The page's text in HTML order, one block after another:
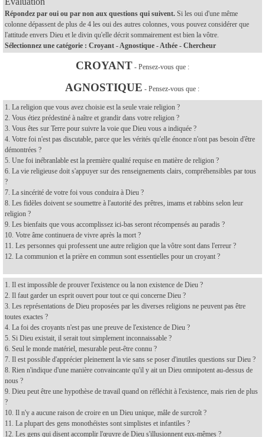
Répondez par oui ou par non aux questions qui suivent. Si les oui d'une même
colonne dépassent de plus de 4 les oui des autres colonnes, vous pouvez considérer que
l'attitude envers Dieu et le divin qu'elle décrit sommairement est bien la vôtre.
Sélectionnez une catégorie : Croyant - Agnostique - Athée - Chercheur
CROYANT - Pensez-vous que :
AGNOSTIQUE -Pensez-vous que :
1. La religion que vous avez choisie est la seule vraie religion ?
2. Vous étiez prédestiné à naître et grandir dans votre religion ?
3. Vous êtes sur Terre pour suivre la voie que Dieu vous a indiquée ?
4. Votre foi n'est pas discutable, parce que les vérités qu'elle énonce n'ont pas besoin d'être
démontrées ?
5. Une foi inébranlable est la première qualité requise en matière de religion ?
6. La vie religieuse doit s'appuyer sur des renseignements clairs, compréhensibles par tous
?
7. La sincérité de votre foi vous conduira à Dieu ?
8. Les fidèles doivent se soumettre à l'autorité des prêtres, imams et rabbins selon leur
religion ?
9. Les bienfaits que vous accomplissez ici-bas seront récompensés au paradis ?
10. Votre âme continuera de vivre après la mort ?
11. Les personnes qui professent une autre religion que la vôtre sont dans l'erreur ?
12. La communion et la prière en commun sont essentielles pour un croyant ?
1. Il est impossible de prouver l'existence ou la non existence de Dieu ?
2. Il faut garder un esprit ouvert pour tout ce qui concerne Dieu ?
3. Les représentations de Dieu proposées par les diverses religions ne peuvent pas être
toutes exactes ?
4. La foi des croyants n'est pas une preuve de l'existence de Dieu ?
5. Si Dieu existait, il serait tout simplement inconnaissable ?
6. Seul le monde matériel, mesurable peut-être connu ?
7. Il est possible d'apprécier pleinement la vie sans se poser d'inutiles questions sur Dieu ?
8. Rien n'indique d'une manière convaincante qu'il y ait un Dieu omnipotent au-dessus de
nous ?
9. Dieu peut être une hypothèse de travail quand on réfléchit à l'existence, mais rien de plus
?
10. Il n'y a aucune raison de croire en un Dieu unique, mâle de surcroît ?
11. La plupart des gens monothéistes sont simplistes et infantiles ?
12. Les gens qui disent accomplir l'œuvre de Dieu s'illusionnent eux-mêmes ?